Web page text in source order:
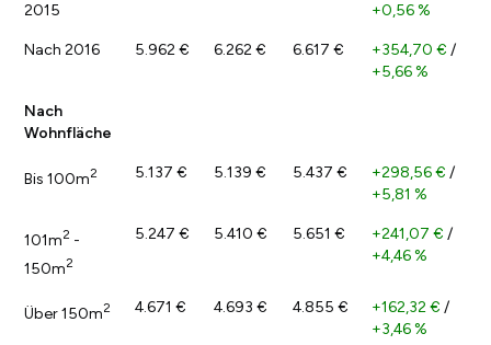
2015
+0,56 %
Nach 2016 5.962 € 6.262 € 6.617 € +354,70 € /
+5,66 %
Nach
Wohnfläche
Bis 100m2 5.137 € 5.139 € 5.437 € +298,56 € /
+5,81 %
101m2 -
150m2
5.247 € 5.410 € 5.651 € +241,07 € /
+4,46 %
Über 150m2 4.671 € 4.693 € 4.855 € +162,32 € /
+3,46 %